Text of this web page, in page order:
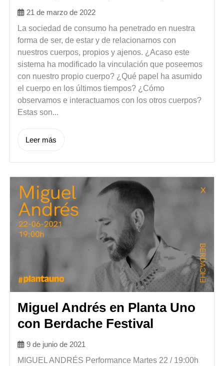
21 de marzo de 2022
La sociedad de consumo ha penetrado en nuestra
forma de ser, de estar y de relacionarnos con
nuestros cuerpos, propios y ajenos. ¿Acaso este
sistema ha modificado la vinculación que poseemos
con nuestro propio cuerpo? ¿Qué papel ha asumido
el cuerpo en los últimos tiempos? ¿Cómo
observamos e interactuamos con los otros cuerpos?
Estas son...
Leer más
Miguel Andrés en Planta Uno
con Berdache Festival
9 de junio de 2021
MIGUEL ANDRÉS Performance Martes 22 / 19:00h